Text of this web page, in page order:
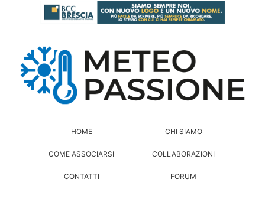
HOME CHI SIAMO
COME ASSOCIARSI COLLABORAZIONI
CONTATTI FORUM